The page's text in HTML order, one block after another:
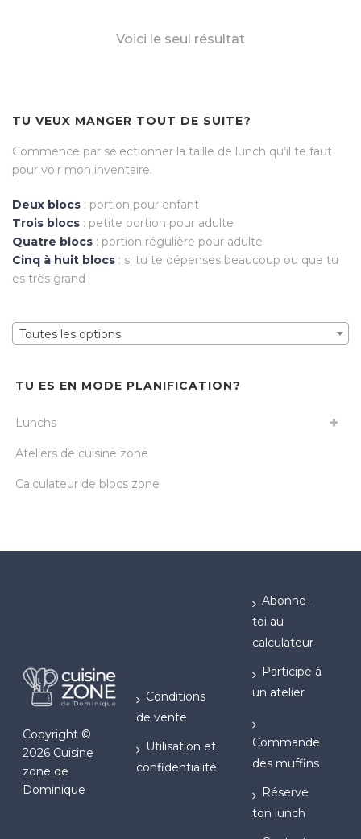
Voici le seul résultat
TU VEUX MANGER TOUT DE SUITE?
Commence par sélectionner la taille de lunch qu’il te faut
pour voir mon inventaire.
Deux blocs : portion pour enfant
Trois blocs : petite portion pour adulte
Quatre blocs : portion régulière pour adulte
Cinq à huit blocs : si tu te dépenses beaucoup ou que tu
es très grand
Toutes les options
TU ES EN MODE PLANIFICATION?
Lunchs
Ateliers de cuisine zone
Calculateur de blocs zone
Copyright ©
2026 Cuisine
zone de
Dominique
Conditions
de vente
Utilisation et
confidentialité
Abonne-
toi au
calculateur
Participe à
un atelier
Commande
des muffins
Réserve
ton lunch